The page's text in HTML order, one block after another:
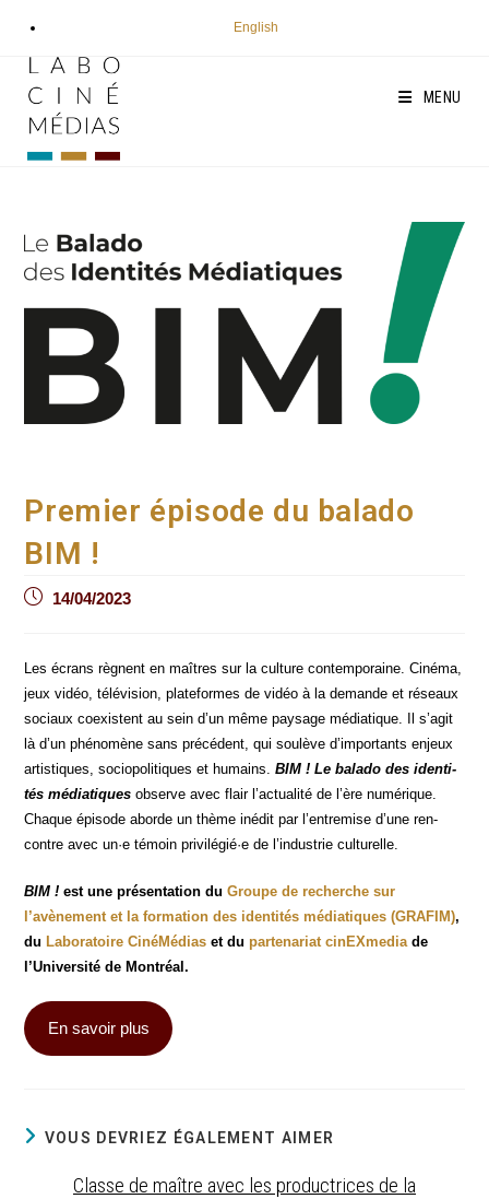
contenu
English
MENU
Premier épisode du balado
BIM !
Post14/04/2023
Les écrans règnent en maîtres sur la culture contem­po­raine. Ciné­ma,
jeux vidéo, télé­vi­sion, pla­te­formes de vidéo à la demande et réseaux
sociaux coexistent au sein d’un même pay­sage média­tique. Il s’agit
là d’un phé­no­mène sans pré­cé­dent, qui sou­lève d’importants enjeux
artis­tiques, socio­po­li­tiques et humains.BIM ! Le bala­do des iden­ti­
tés média­tiquesobserve avec flair l’actualité de l’ère numé­rique.
Chaque épi­sode aborde un thème inédit par l’entremise d’une ren­
contre avec un·e témoin privilégié·e de l’industrie culturelle.
BIM ! est une pré­sen­ta­tion duGroupe de recherche sur
l’avènement et la for­ma­tion des iden­ti­tés média­tiques (GRAFIM),
du Labo­ra­toire Ciné­Mé­dias et dupar­te­na­riat cinEX­me­diade
l’Université de Montréal.
En savoir plus
VOUS DEVRIEZ ÉGALEMENT AIMER
Classe de maître avec les productrices de la